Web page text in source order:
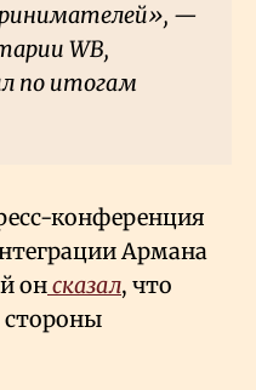
—
WB,
по итогам
конференция
Армана
онсказал, что
стороны